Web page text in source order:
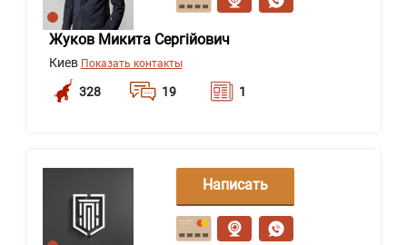
Жуков Микита Сергійович
Киев Показать контакты
328 19 1
Написать
сообщение